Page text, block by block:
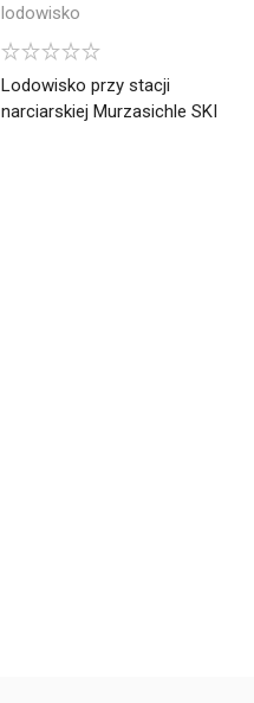
lodowisko
Lodowisko przy stacji
narciarskiej Murzasichle SKI